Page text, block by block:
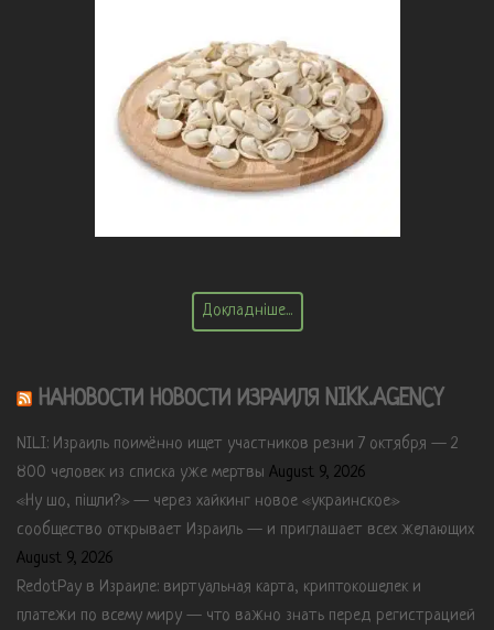
Докладніше...
НАНОВОСТИ НОВОСТИ ИЗРАИЛЯ NIKK.AGENCY
NILI: Израиль поимённо ищет участников резни 7 октября — 2
800 человек из списка уже мертвы August 9, 2026
«Ну шо, пішли?» — через хайкинг новое «украинское»
сообщество открывает Израиль — и приглашает всех желающих
August 9, 2026
RedotPay в Израиле: виртуальная карта, криптокошелек и
платежи по всему миру — что важно знать перед регистрацией